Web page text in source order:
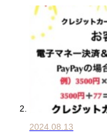
2024.08.13